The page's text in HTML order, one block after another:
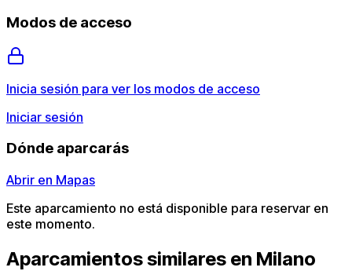
Modos de acceso
Inicia sesión para ver los modos de acceso
Iniciar sesión
Dónde aparcarás
Abrir en Mapas
Este aparcamiento no está disponible para reservar en
este momento.
Aparcamientos similares en Milano